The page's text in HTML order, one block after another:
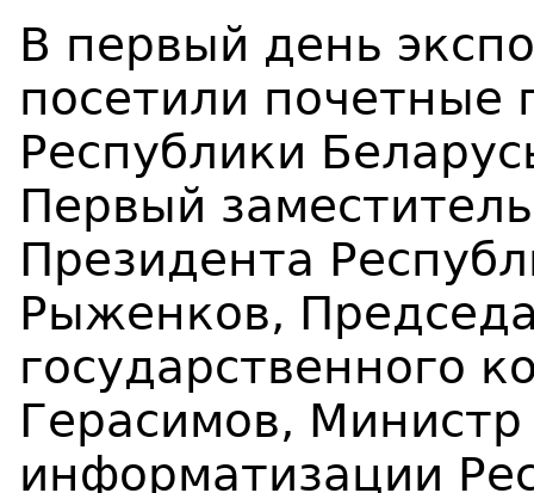
В первый день
посетили почетные
Республики
Первый
Президента
Рыженков,
государственного
Герасимов, Министр
информатизации